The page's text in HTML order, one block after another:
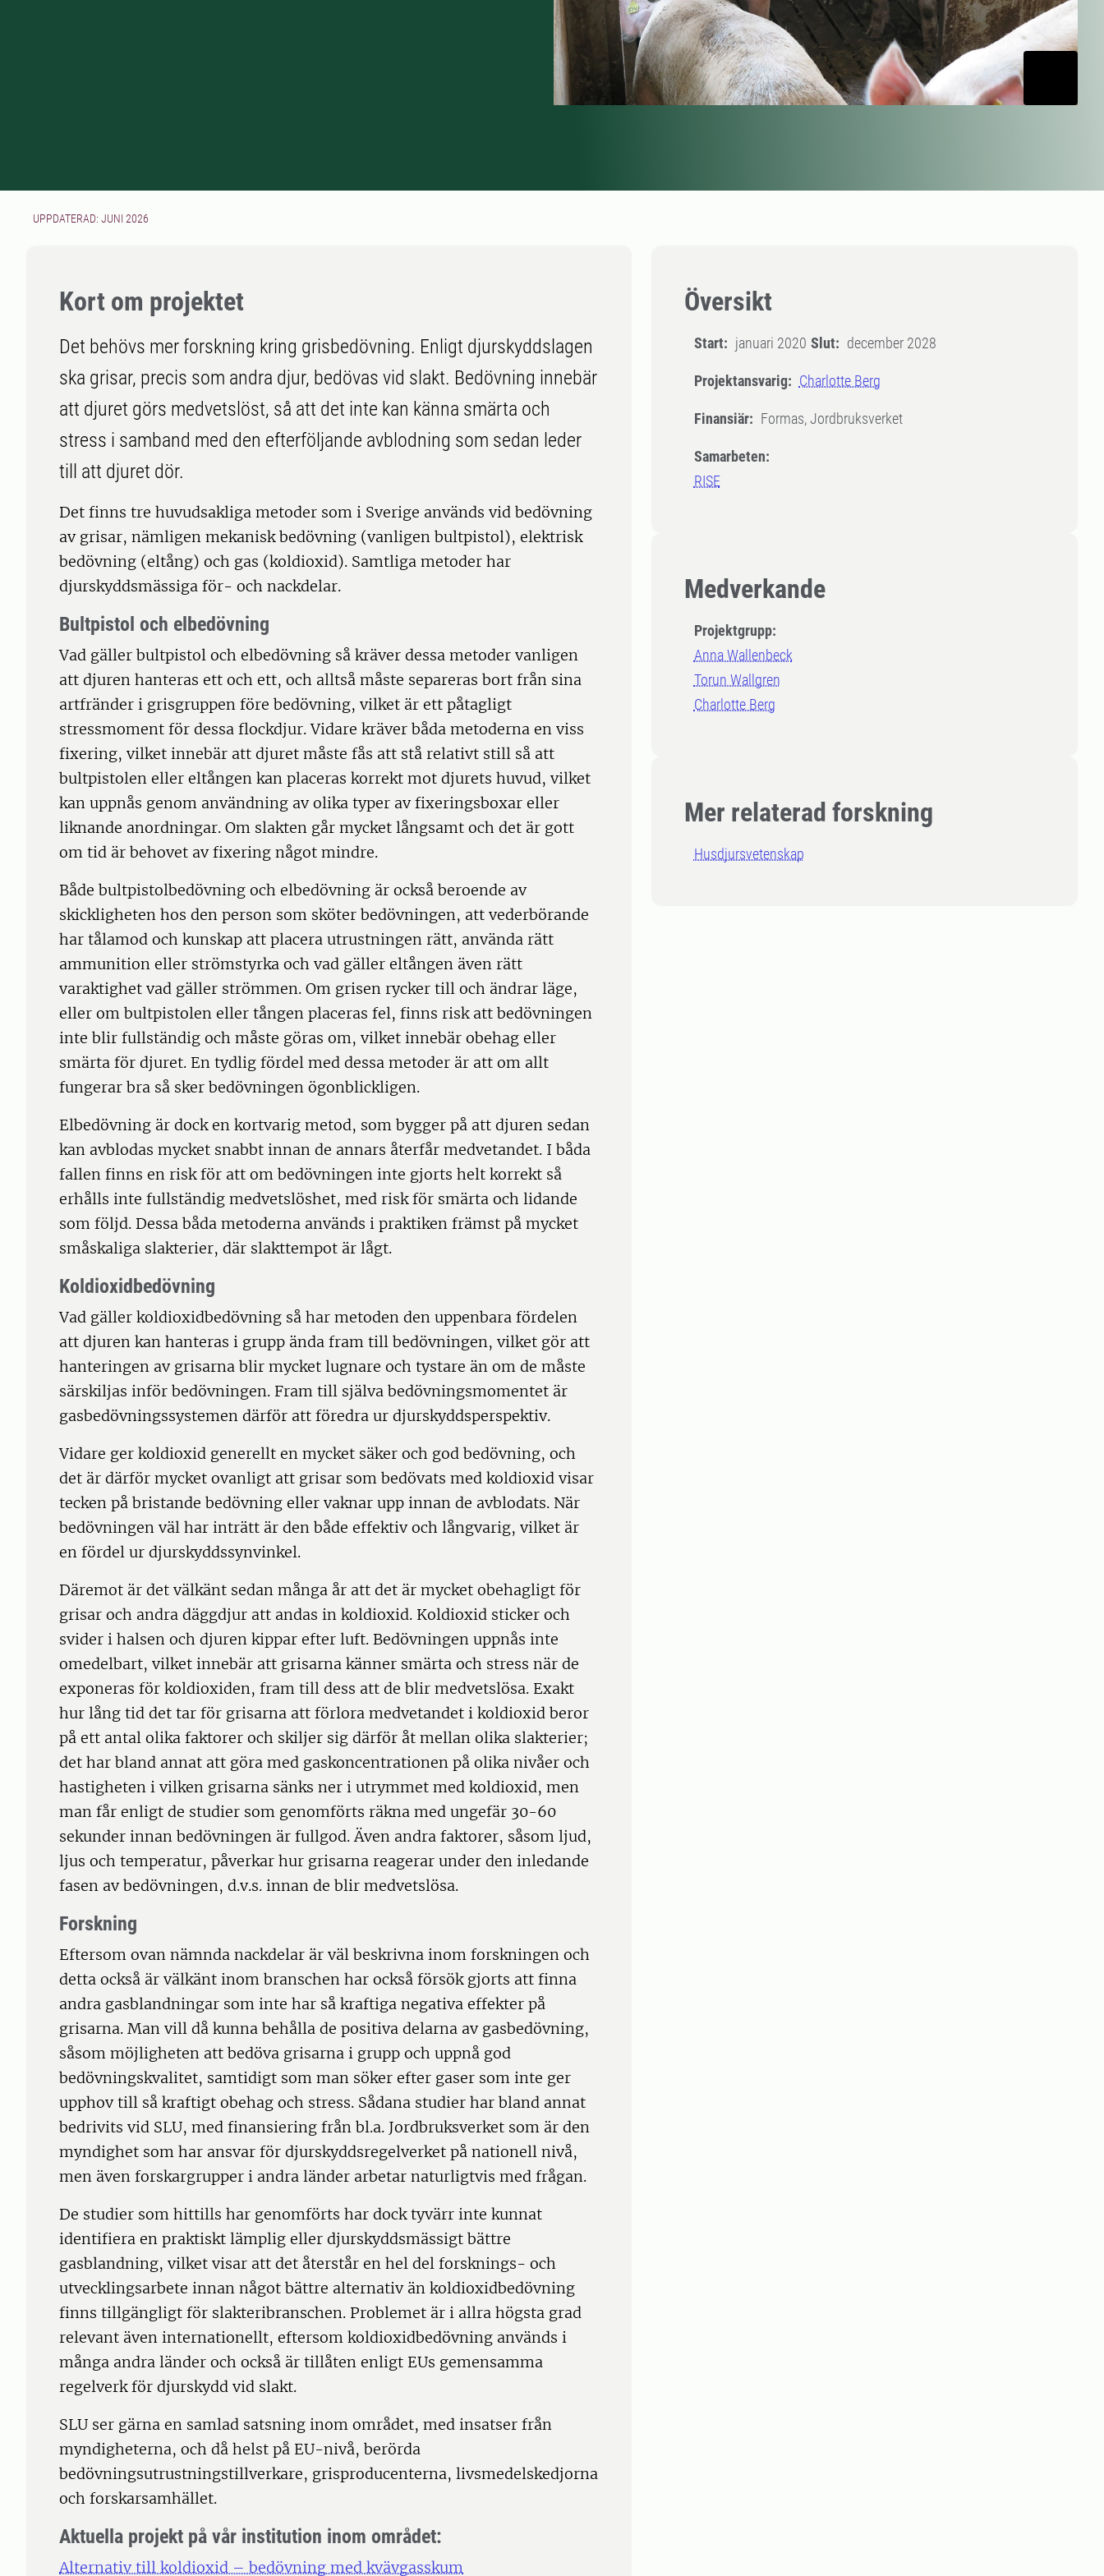
UPPDATERAD: JUNI 2026
Översikt
Start: januari 2020 Slut: december 2028
Projektansvarig: Charlotte Berg
Finansiär: Formas, Jordbruksverket
Samarbeten:
RISE
Medverkande
Projektgrupp:
Anna Wallenbeck
Torun Wallgren
Charlotte Berg
Mer relaterad forskning
Husdjursvetenskap
Kort om projektet
Det behövs mer forskning kring grisbedövning. Enligt djurskyddslagen
ska grisar, precis som andra djur, bedövas vid slakt. Bedövning innebär
att djuret görs medvetslöst, så att det inte kan känna smärta och
stress i samband med den efterföljande avblodning som sedan leder
till att djuret dör.
Det finns tre huvudsakliga metoder som i Sverige används vid bedövning
av grisar, nämligen mekanisk bedövning (vanligen bultpistol), elektrisk
bedövning (eltång) och gas (koldioxid). Samtliga metoder har
djurskyddsmässiga för- och nackdelar.
Bultpistol och elbedövning
Vad gäller bultpistol och elbedövning så kräver dessa metoder vanligen
att djuren hanteras ett och ett, och alltså måste separeras bort från sina
artfränder i grisgruppen före bedövning, vilket är ett påtagligt
stressmoment för dessa flockdjur. Vidare kräver båda metoderna en viss
fixering, vilket innebär att djuret måste fås att stå relativt still så att
bultpistolen eller eltången kan placeras korrekt mot djurets huvud, vilket
kan uppnås genom användning av olika typer av fixeringsboxar eller
liknande anordningar. Om slakten går mycket långsamt och det är gott
om tid är behovet av fixering något mindre.
Både bultpistolbedövning och elbedövning är också beroende av
skickligheten hos den person som sköter bedövningen, att vederbörande
har tålamod och kunskap att placera utrustningen rätt, använda rätt
ammunition eller strömstyrka och vad gäller eltången även rätt
varaktighet vad gäller strömmen. Om grisen rycker till och ändrar läge,
eller om bultpistolen eller tången placeras fel, finns risk att bedövningen
inte blir fullständig och måste göras om, vilket innebär obehag eller
smärta för djuret. En tydlig fördel med dessa metoder är att om allt
fungerar bra så sker bedövningen ögonblickligen.
Elbedövning är dock en kortvarig metod, som bygger på att djuren sedan
kan avblodas mycket snabbt innan de annars återfår medvetandet. I båda
fallen finns en risk för att om bedövningen inte gjorts helt korrekt så
erhålls inte fullständig medvetslöshet, med risk för smärta och lidande
som följd. Dessa båda metoderna används i praktiken främst på mycket
småskaliga slakterier, där slakttempot är lågt.
Koldioxidbedövning
Vad gäller koldioxidbedövning så har metoden den uppenbara fördelen
att djuren kan hanteras i grupp ända fram till bedövningen, vilket gör att
hanteringen av grisarna blir mycket lugnare och tystare än om de måste
särskiljas inför bedövningen. Fram till själva bedövningsmomentet är
gasbedövningssystemen därför att föredra ur djurskyddsperspektiv.
Vidare ger koldioxid generellt en mycket säker och god bedövning, och
det är därför mycket ovanligt att grisar som bedövats med koldioxid visar
tecken på bristande bedövning eller vaknar upp innan de avblodats. När
bedövningen väl har inträtt är den både effektiv och långvarig, vilket är
en fördel ur djurskyddssynvinkel.
Däremot är det välkänt sedan många år att det är mycket obehagligt för
grisar och andra däggdjur att andas in koldioxid. Koldioxid sticker och
svider i halsen och djuren kippar efter luft. Bedövningen uppnås inte
omedelbart, vilket innebär att grisarna känner smärta och stress när de
exponeras för koldioxiden, fram till dess att de blir medvetslösa. Exakt
hur lång tid det tar för grisarna att förlora medvetandet i koldioxid beror
på ett antal olika faktorer och skiljer sig därför åt mellan olika slakterier;
det har bland annat att göra med gaskoncentrationen på olika nivåer och
hastigheten i vilken grisarna sänks ner i utrymmet med koldioxid, men
man får enligt de studier som genomförts räkna med ungefär 30-60
sekunder innan bedövningen är fullgod. Även andra faktorer, såsom ljud,
ljus och temperatur, påverkar hur grisarna reagerar under den inledande
fasen av bedövningen, d.v.s. innan de blir medvetslösa.
Forskning
Eftersom ovan nämnda nackdelar är väl beskrivna inom forskningen och
detta också är välkänt inom branschen har också försök gjorts att finna
andra gasblandningar som inte har så kraftiga negativa effekter på
grisarna. Man vill då kunna behålla de positiva delarna av gasbedövning,
såsom möjligheten att bedöva grisarna i grupp och uppnå god
bedövningskvalitet, samtidigt som man söker efter gaser som inte ger
upphov till så kraftigt obehag och stress. Sådana studier har bland annat
bedrivits vid SLU, med finansiering från bl.a. Jordbruksverket som är den
myndighet som har ansvar för djurskyddsregelverket på nationell nivå,
men även forskargrupper i andra länder arbetar naturligtvis med frågan.
De studier som hittills har genomförts har dock tyvärr inte kunnat
identifiera en praktiskt lämplig eller djurskyddsmässigt bättre
gasblandning, vilket visar att det återstår en hel del forsknings- och
utvecklingsarbete innan något bättre alternativ än koldioxidbedövning
finns tillgängligt för slakteribranschen. Problemet är i allra högsta grad
relevant även internationellt, eftersom koldioxidbedövning används i
många andra länder och också är tillåten enligt EUs gemensamma
regelverk för djurskydd vid slakt.
SLU ser gärna en samlad satsning inom området, med insatser från
myndigheterna, och då helst på EU-nivå, berörda
bedövningsutrustningstillverkare, grisproducenterna, livsmedelskedjorna
och forskarsamhället.
Aktuella projekt på vår institution inom området:
Alternativ till koldioxid – bedövning med kvävgasskum